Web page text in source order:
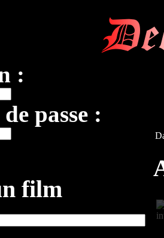
:
passe :
film